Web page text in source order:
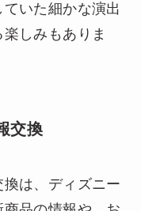
いた細かな演出
しみもありま
交換
は、ディズニー